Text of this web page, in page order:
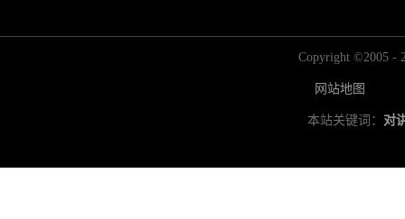
Copyright ©2005 -
网站地图
本站关键词： 对